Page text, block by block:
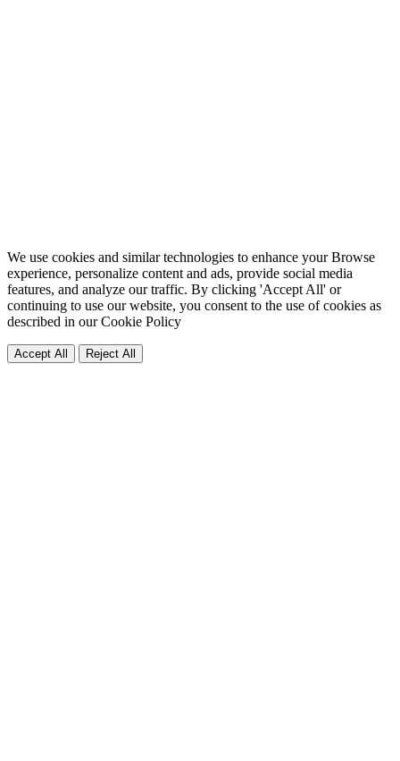
We use cookies and similar technologies to enhance your Browse
experience, personalize content and ads, provide social media
features, and analyze our traffic. By clicking 'Accept All' or
continuing to use our website, you consent to the use of cookies as
described in ourCookie Policy
Accept All Reject All